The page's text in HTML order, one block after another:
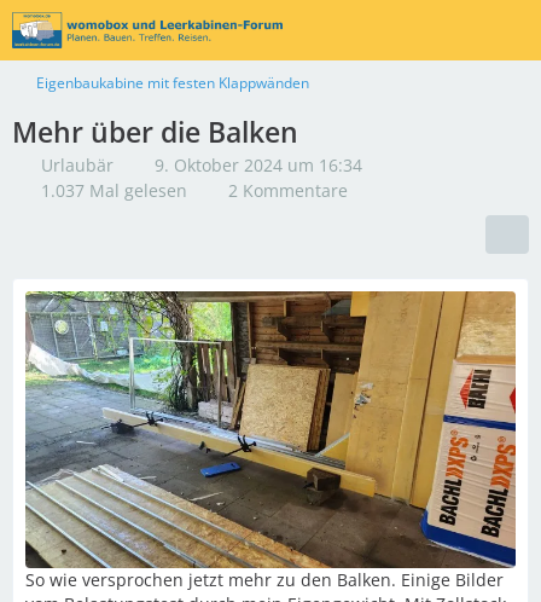
Eigenbaukabine mit festen Klappwänden
Mehr über die Balken
Urlaubär
9. Oktober 2024 um 16:34
1.037 Mal gelesen
2 Kommentare
So wie versprochen jetzt mehr zu den Balken. Einige Bilder